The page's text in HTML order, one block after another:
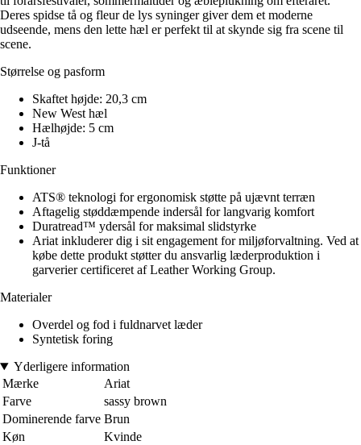
Deres spidse tå og fleur de lys syninger giver dem et moderne
udseende, mens den lette hæl er perfekt til at skynde sig fra scene til
scene.
Størrelse og pasform
Skaftet højde: 20,3 cm
New West hæl
Hælhøjde: 5 cm
J-tå
Funktioner
ATS® teknologi for ergonomisk støtte på ujævnt terræn
Aftagelig støddæmpende indersål for langvarig komfort
Duratread™ ydersål for maksimal slidstyrke
Ariat inkluderer dig i sit engagement for miljøforvaltning. Ved at
købe dette produkt støtter du ansvarlig læderproduktion i
garverier certificeret af Leather Working Group.
Materialer
Overdel og fod i fuldnarvet læder
Syntetisk foring
Yderligere information
Mærke
Ariat
Farve
sassy brown
Dominerende farve Brun
Køn
Kvinde